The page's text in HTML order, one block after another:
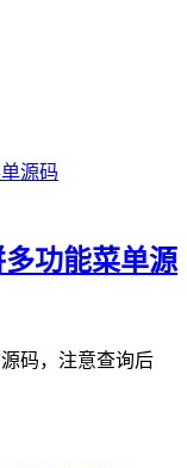
功能菜单源
码，注意查询后